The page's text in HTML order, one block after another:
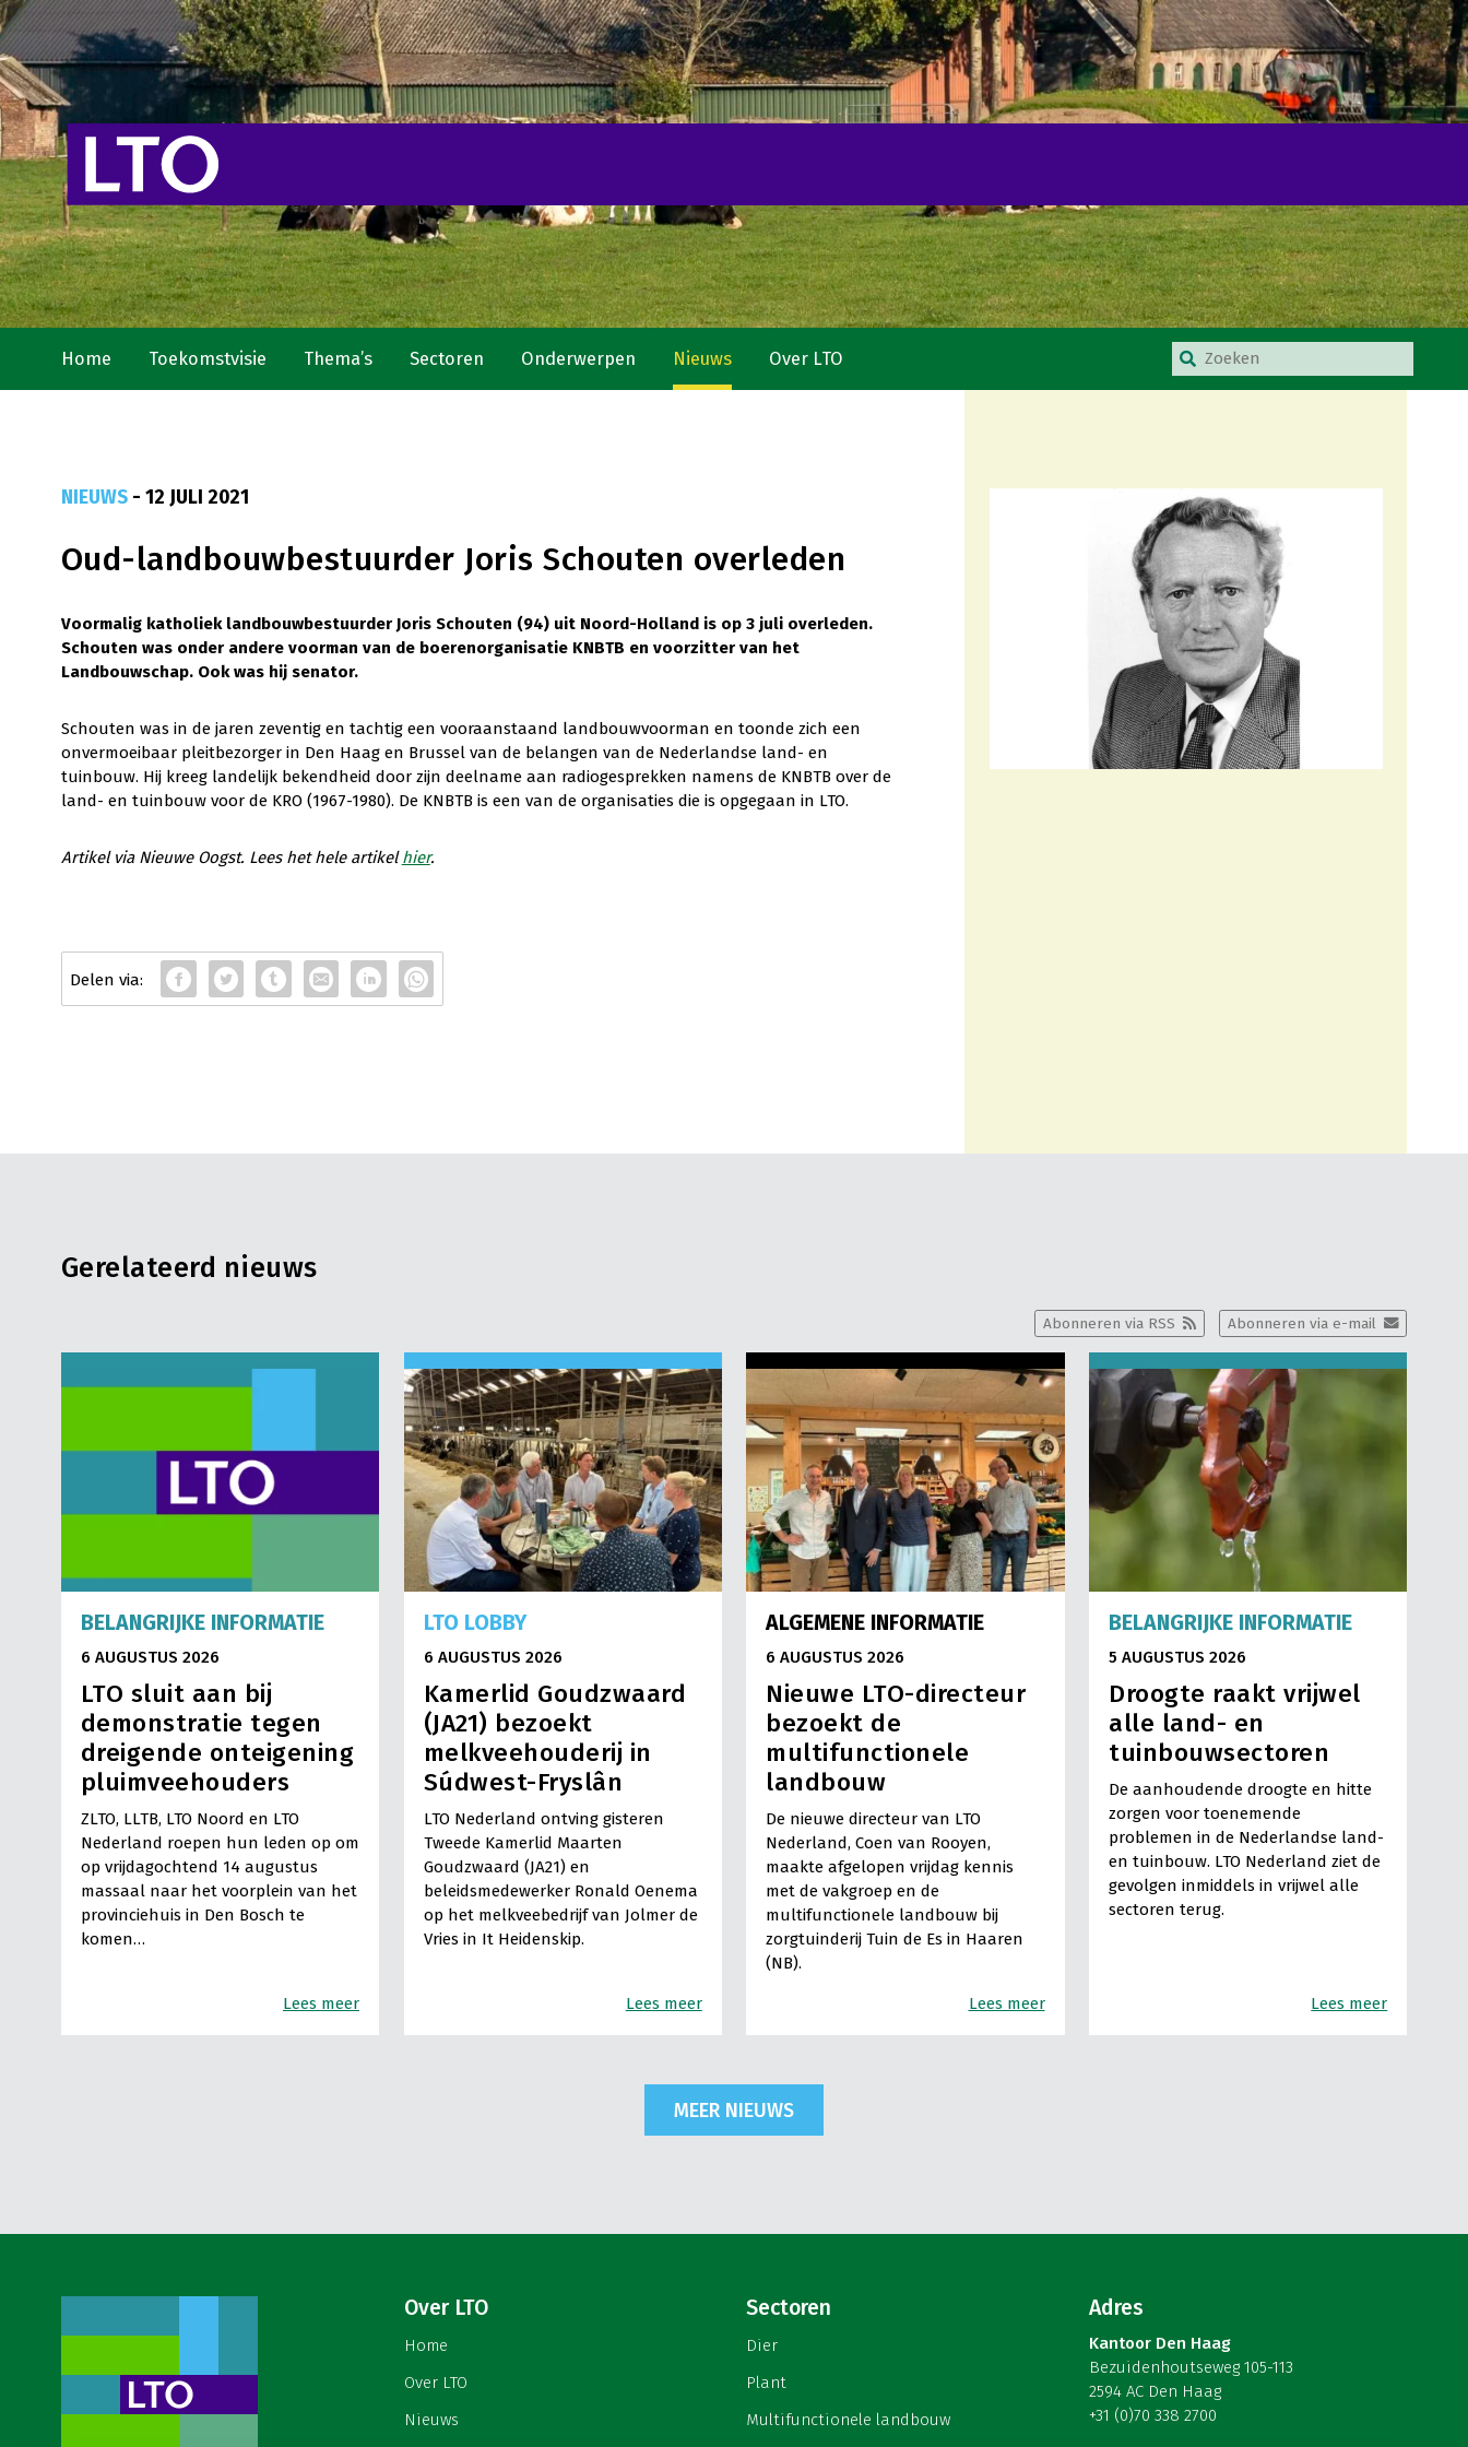
Home Toekomstvisie Thema’s Sectoren Onderwerpen Nieuws Over LTO
NIEUWS- 12 JULI 2021
Oud-landbouwbestuurder Joris Schouten overleden
Voormalig katholiek landbouwbestuurder Joris Schouten (94) uit Noord-Holland is op 3 juli overleden.
Schouten was onder andere voorman van de boerenorganisatie KNBTB en voorzitter van het
Landbouwschap. Ook was hij senator.
Schouten was in de jaren zeventig en tachtig een vooraanstaand landbouwvoorman en toonde zich een
onvermoeibaar pleitbezorger in Den Haag en Brussel van de belangen van de Nederlandse land- en
tuinbouw. Hij kreeg landelijk bekendheid door zijn deelname aan radiogesprekken namens de KNBTB over de
land- en tuinbouw voor de KRO (1967-1980). De KNBTB is een van de organisaties die is opgegaan in LTO.
Artikel via Nieuwe Oogst. Lees het hele artikelhier.
Gerelateerd nieuws
Abonneren via e-mail
Abonneren via RSS
BELANGRIJKE INFORMATIE
6 AUGUSTUS 2026
LTO sluit aan bij
demonstratie tegen
dreigende onteigening
pluimveehouders
ZLTO, LLTB, LTO Noord en LTO
Nederland roepen hun leden op om
op vrijdagochtend 14 augustus
massaal naar het voorplein van het
provinciehuis in Den Bosch te
komen…
Lees meer
LTO LOBBY
6 AUGUSTUS 2026
Kamerlid Goudzwaard
(JA21) bezoekt
melkveehouderij in
Súdwest-Fryslân
LTO Nederland ontving gisteren
Tweede Kamerlid Maarten
Goudzwaard (JA21) en
beleidsmedewerker Ronald Oenema
op het melkveebedrijf van Jolmer de
Vries in It Heidenskip.
Lees meer
ALGEMENE INFORMATIE
6 AUGUSTUS 2026
Nieuwe LTO-directeur
bezoekt de
multifunctionele
landbouw
De nieuwe directeur van LTO
Nederland, Coen van Rooyen,
maakte afgelopen vrijdag kennis
met de vakgroep en de
multifunctionele landbouw bij
zorgtuinderij Tuin de Es in Haaren
(NB).
Lees meer
BELANGRIJKE INFORMATIE
5 AUGUSTUS 2026
Droogte raakt vrijwel
alle land- en
tuinbouwsectoren
De aanhoudende droogte en hitte
zorgen voor toenemende
problemen in de Nederlandse land-
en tuinbouw. LTO Nederland ziet de
gevolgen inmiddels in vrijwel alle
sectoren terug.
Lees meer
MEER NIEUWS
Over LTO
Home
Over LTO
Nieuws
Sectoren
Dier
Plant
Multifunctionele landbouw
Adres
Kantoor Den Haag
Bezuidenhoutseweg 105-113
2594 AC Den Haag
+31 (0)70 338 2700